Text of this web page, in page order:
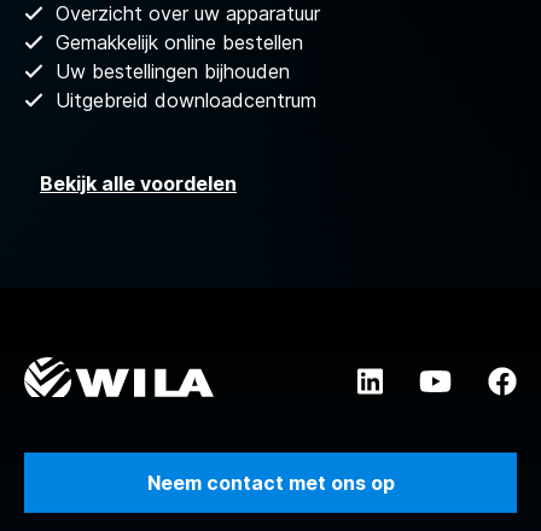
Overzicht over uw apparatuur
Gemakkelijk online bestellen
Uw bestellingen bijhouden
Uitgebreid downloadcentrum
Bekijk alle voordelen
Neem contact met ons op